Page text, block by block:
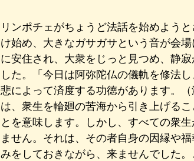
リンポチェがちょうど法話を始めよう
け始め、大きなガサガサという音が会
に安住され、大衆をじっと見つめ、静
した。「今日は阿弥陀仏の儀軌を修法
悲によって済度する功徳があります。
は、衆生を輪廻の苦海から引き上げるこ
とを意味します。しかし、すべての衆
ません。それは、その者自身の因縁や
みをしておきながら、来ませんでした